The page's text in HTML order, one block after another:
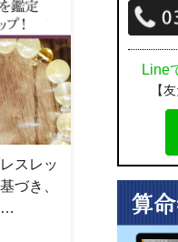
スレッ
づき、
…
Line
【